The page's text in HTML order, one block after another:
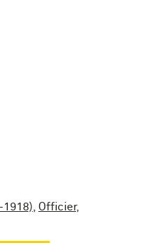
1918) Officier,